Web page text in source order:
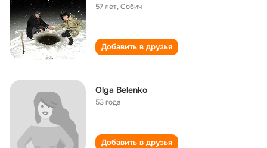
57 лет,Собич
Добавить в друзья
Olga Belenko
53 года
Добавить в друзья